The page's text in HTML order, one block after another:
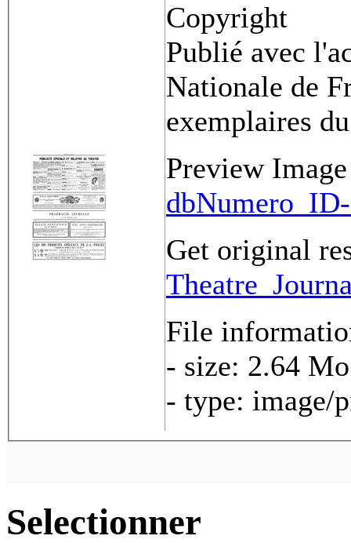
Copyright
Publié avec
Nationale de
exemplaires
Preview Image
Get original
File
- size: 2.64 Mo
- type: image/
Selectionner